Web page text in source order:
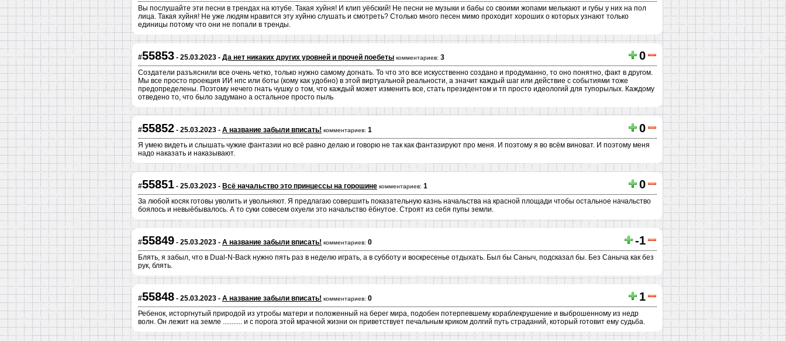
Вы послушайте эти песни в трендах на ютубе. Такая хуйня! И клип уёбский! Не песни не музыки и бабы со своими жопами мелькают и губы у них на пол
лица. Такая хуйня! Не уже людям нравится эту хуйню слушать и смотреть? Столько много песен мимо проходит хороших о которых узнают только
единицы потому что они не попали в тренды.
#55853 - 25.03.2023 - Да нет никаких других уровней и прочей поебеты комментариев: 3 0
Создатели разъяснили все очень четко, только нужно самому догнать. То что это все искусственно создано и продуманно, то оно понятно, факт в другом.
Мы все просто проекция ИИ нпс или боты (кому как удобно) в этой виртуальной реальности, а значит каждый шаг или действие с событиями тоже
предопределены. Поэтому нечего гнать чушку о том, что каждый может изменить все, стать президентом и тп просто идеологий для тупорылых. Каждому
отведено то, что было задумано а остальное просто пыль
#55852 - 25.03.2023 - А название забыли вписать! комментариев: 1 0
Я умею видеть и слышать чужие фантазии но всё равно делаю и говорю не так как фантазируют про меня. И поэтому я во всём виноват. И поэтому меня
надо наказать и наказывают.
#55851 - 25.03.2023 - Всё начальство это принцессы на горошине комментариев: 1 0
За любой косяк готовы уволить и увольняют. Я предлагаю совершить показательную казнь начальства на красной площади чтобы остальное начальство
боялось и невыёбывалось. А то суки совесем охуели это начальство ёбнутое. Строят из себя пупы земли.
#55849 - 25.03.2023 - А название забыли вписать! комментариев: 0 -1
Блять, я забыл, что в Dual-N-Back нужно пять раз в неделю играть, а в субботу и воскресенье отдыхать. Был бы Саныч, подсказал бы. Без Саныча как без
рук, блять.
#55848 - 25.03.2023 - А название забыли вписать! комментариев: 0 1
Ребенок, исторгнутый природой из утробы матери и положенный на берег мира, подобен потерпевшему кораблекрушение и выброшенному из недр
волн. Он лежит на земле ........... и с порога этой мрачной жизни он приветствует печальным криком долгий путь страданий, который готовит ему судьба.